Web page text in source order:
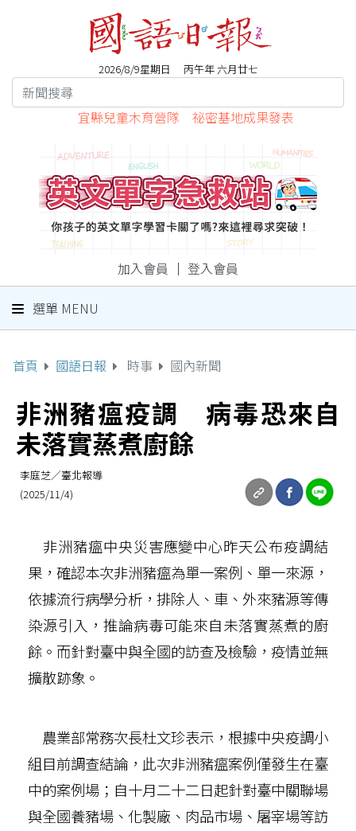
2026/8/9星期日 丙午年 六月廿七
宜縣兒童木育營隊 祕密基地成果發表
加入會員 ｜ 登入會員
選單 MENU
首頁 國語日報 時事 國內新聞
非洲豬瘟疫調 病毒恐來自
未落實蒸煮廚餘
李庭芝／臺北報導
(2025/11/4)
非洲豬瘟中央災害應變中心昨天公布疫調結
果，確認本次非洲豬瘟為單一案例、單一來源，
依據流行病學分析，排除人、車、外來豬源等傳
染源引入，推論病毒可能來自未落實蒸煮的廚
餘。而針對臺中與全國的訪查及檢驗，疫情並無
擴散跡象。
農業部常務次長杜文珍表示，根據中央疫調小
組目前調查結論，此次非洲豬瘟案例僅發生在臺
中的案例場；自十月二十二日起針對臺中關聯場
與全國養豬場、化製廠、肉品市場、屠宰場等訪